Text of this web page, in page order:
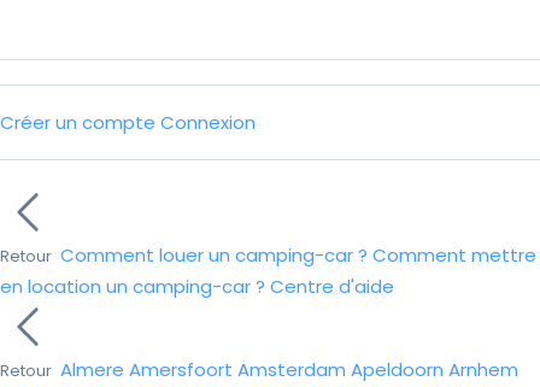
Créer un compte Connexion
Retour Comment louer un camping-car ? Comment mettre
en location un camping-car ? Centre d'aide
Retour Almere Amersfoort Amsterdam Apeldoorn Arnhem